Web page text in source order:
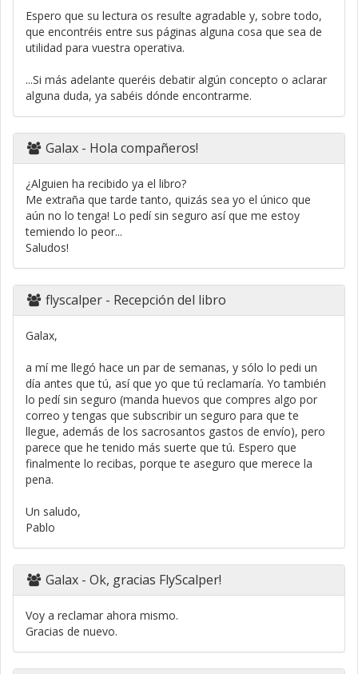
Espero que su lectura os resulte agradable y, sobre todo,
que encontréis entre sus páginas alguna cosa que sea de
utilidad para vuestra operativa.
...Si más adelante queréis debatir algún concepto o aclarar
alguna duda, ya sabéis dónde encontrarme.
Galax- Hola compañeros!
¿Alguien ha recibido ya el libro?
Me extraña que tarde tanto, quizás sea yo el único que
aún no lo tenga! Lo pedí sin seguro así que me estoy
temiendo lo peor...
Saludos!
flyscalper- Recepción del libro
Galax,
a mí me llegó hace un par de semanas, y sólo lo pedi un
día antes que tú, así que yo que tú reclamaría. Yo también
lo pedí sin seguro (manda huevos que compres algo por
correo y tengas que subscribir un seguro para que te
llegue, además de los sacrosantos gastos de envío), pero
parece que he tenido más suerte que tú. Espero que
finalmente lo recibas, porque te aseguro que merece la
pena.
Un saludo,
Pablo
Galax- Ok, gracias FlyScalper!
Voy a reclamar ahora mismo.
Gracias de nuevo.